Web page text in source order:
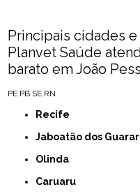
Principais cidades
Planvet Saúde
barato em João
PE PB SE RN
Recife
Jaboatão dos
Olinda
Caruaru